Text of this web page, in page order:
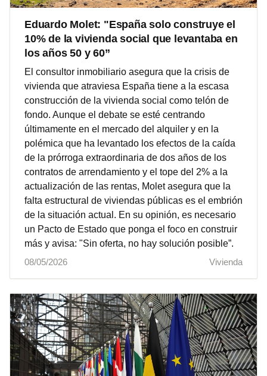
Eduardo Molet: "España solo construye el
10% de la vivienda social que levantaba en
los años 50 y 60”
El consultor inmobiliario asegura que la crisis de
vivienda que atraviesa España tiene a la escasa
construcción de la vivienda social como telón de
fondo. Aunque el debate se esté centrando
últimamente en el mercado del alquiler y en la
polémica que ha levantado los efectos de la caída
de la prórroga extraordinaria de dos años de los
contratos de arrendamiento y el tope del 2% a la
actualización de las rentas, Molet asegura que la
falta estructural de viviendas públicas es el embrión
de la situación actual. En su opinión, es necesario
un Pacto de Estado que ponga el foco en construir
más y avisa: "Sin oferta, no hay solución posible”.
08/05/2026
Vivienda